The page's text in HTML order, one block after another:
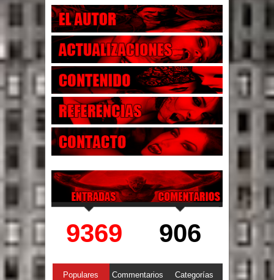
9369 906
Populares Commentarios Categorías